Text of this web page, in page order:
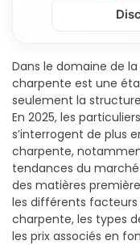
Dans le domaine de
charpente est une
seulement la
En 2025, les
s’interrogent de plus
charpente,
tendances du
des matières
les différents
charpente, les types
les prix associés en